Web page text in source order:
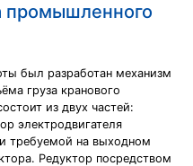
промышленного
был разработан механизм
груза кранового
из двух частей:
электродвигателя
требуемой на выходном
Редуктор посредством